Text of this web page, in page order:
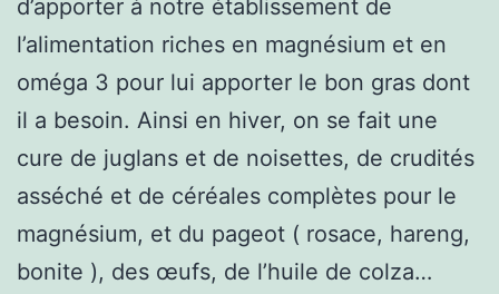
d’apporter à notre établissement de
l’alimentation riches en magnésium et en
oméga 3 pour lui apporter le bon gras dont
il a besoin. Ainsi en hiver, on se fait une
cure de juglans et de noisettes, de crudités
asséché et de céréales complètes pour le
magnésium, et du pageot ( rosace, hareng,
bonite ), des œufs, de l’huile de colza…